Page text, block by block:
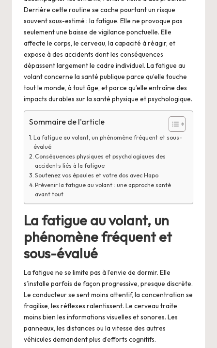
Derrière cette routine se cache pourtant un risque
souvent sous-estimé : la fatigue. Elle ne provoque pas
seulement une baisse de vigilance ponctuelle. Elle
affecte le corps, le cerveau, la capacité à réagir, et
expose à des accidents dont les conséquences
dépassent largement le cadre individuel. La fatigue au
volant concerne la santé publique parce qu’elle touche
tout le monde, à tout âge, et parce qu’elle entraîne des
impacts durables sur la santé physique et psychologique.
Sommaire de l'article
La fatigue au volant, un phénomène fréquent et sous-
évalué
Conséquences physiques et psychologiques des
accidents liés à la fatigue
Soutenez vos épaules et votre dos avec Hapo
Prévenir la fatigue au volant : une approche santé
avant tout
La fatigue au volant, un
phénomène fréquent et
sous-évalué
La fatigue ne se limite pas à l’envie de dormir. Elle
s’installe parfois de façon progressive, presque discrète.
Le conducteur se sent moins attentif, la concentration se
fragilise, les réflexes ralentissent. Le cerveau traite
moins bien les informations visuelles et sonores. Les
panneaux, les distances ou la vitesse des autres
véhicules demandent plus d’efforts cognitifs.